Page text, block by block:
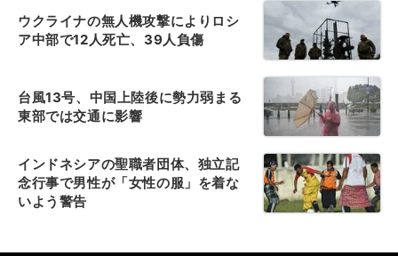
ウクライナの無人機攻撃によりロシ
ア中部で12人死亡、39人負傷
台風13号、中国上陸後に勢力弱まる
東部では交通に影響
インドネシアの聖職者団体、独立記
念行事で男性が「女性の服」を着な
いよう警告